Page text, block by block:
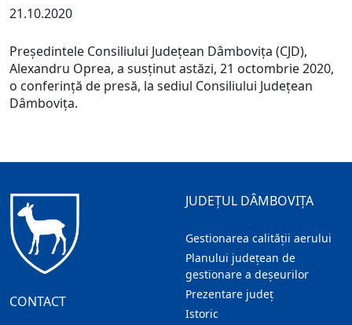
21.10.2020
Președintele Consiliului Județean Dâmbovița (CJD),
Alexandru Oprea, a susținut astăzi, 21 octombrie 2020,
o conferință de presă, la sediul Consiliului Județean
Dâmbovița.
CONTACT
JUDEȚUL DÂMBOVIȚA
Gestionarea calității aerului
Planului județean de
gestionare a deșeurilor
Prezentare judeţ
Istoric